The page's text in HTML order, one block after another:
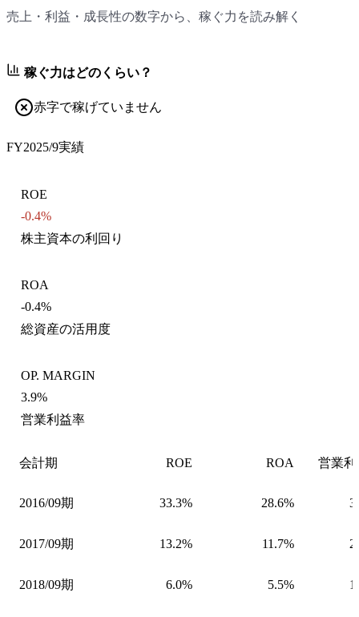
売上・利益・成長性の数字から、稼ぐ力を読み解く
稼ぐ力はどのくらい？
赤字で稼げていません
FY2025/9実績
ROE
-0.4%
株主資本の利回り
ROA
-0.4%
総資産の活用度
OP. MARGIN
3.9%
営業利益率
会計期 ROE ROA 営業
2016/09期 33.3% 28.6%
2017/09期 13.2% 11.7%
2018/09期 6.0% 5.5%